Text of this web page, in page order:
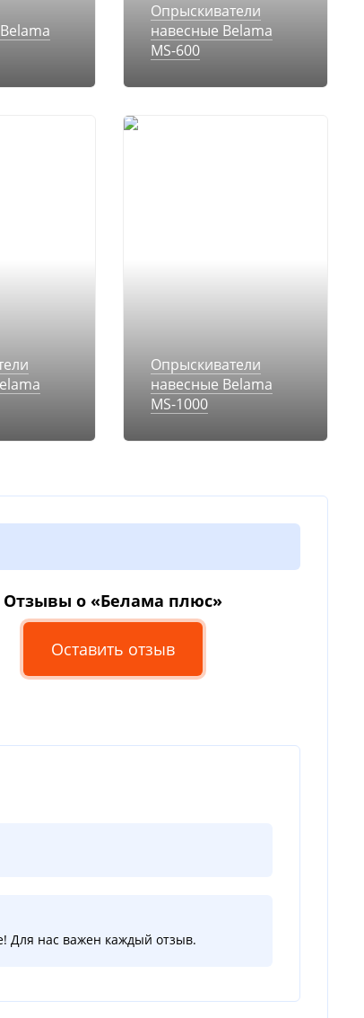
Опрыскиватели
навесные Belama
MS-600
Опрыскиватели
навесные Belama
MS-1000
Отзывы о «Белама плюс»
Оставить отзыв
Для нас важен каждый отзыв.